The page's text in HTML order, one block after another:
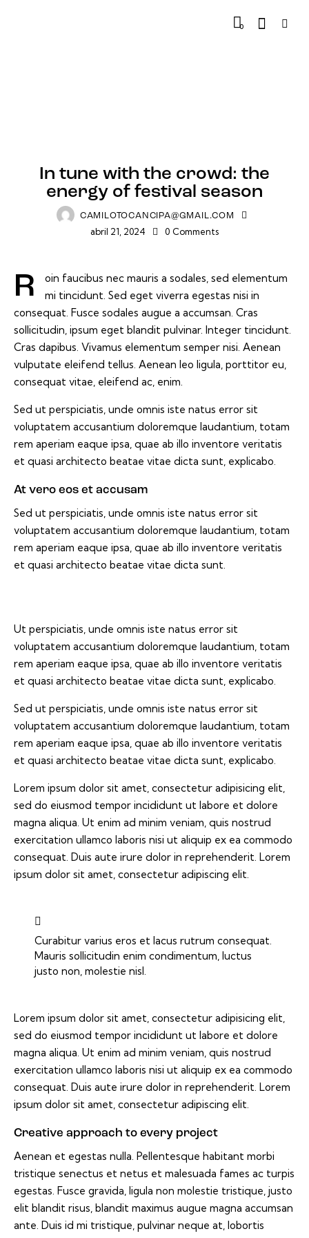
0
In tune with the crowd: the
energy of festival season
CAMILOTOCANCIPA@GMAIL.COM
abril 21, 2024 0 Comments
Roin faucibus nec mauris a sodales, sed elementum
mi tincidunt. Sed eget viverra egestas nisi in
consequat. Fusce sodales augue a accumsan. Cras
sollicitudin, ipsum eget blandit pulvinar. Integer tincidunt.
Cras dapibus. Vivamus elementum semper nisi. Aenean
vulputate eleifend tellus. Aenean leo ligula, porttitor eu,
consequat vitae, eleifend ac, enim.
Sed ut perspiciatis, unde omnis iste natus error sit
voluptatem accusantium doloremque laudantium, totam
rem aperiam eaque ipsa, quae ab illo inventore veritatis
et quasi architecto beatae vitae dicta sunt, explicabo.
At vero eos et accusam
Sed ut perspiciatis, unde omnis iste natus error sit
voluptatem accusantium doloremque laudantium, totam
rem aperiam eaque ipsa, quae ab illo inventore veritatis
et quasi architecto beatae vitae dicta sunt.
Ut perspiciatis, unde omnis iste natus error sit
voluptatem accusantium doloremque laudantium, totam
rem aperiam eaque ipsa, quae ab illo inventore veritatis
et quasi architecto beatae vitae dicta sunt, explicabo.
Sed ut perspiciatis, unde omnis iste natus error sit
voluptatem accusantium doloremque laudantium, totam
rem aperiam eaque ipsa, quae ab illo inventore veritatis
et quasi architecto beatae vitae dicta sunt, explicabo.
Lorem ipsum dolor sit amet, consectetur adipisicing elit,
sed do eiusmod tempor incididunt ut labore et dolore
magna aliqua. Ut enim ad minim veniam, quis nostrud
exercitation ullamco laboris nisi ut aliquip ex ea commodo
consequat. Duis aute irure dolor in reprehenderit. Lorem
ipsum dolor sit amet, consectetur adipiscing elit.
Curabitur varius eros et lacus rutrum consequat.
Mauris sollicitudin enim condimentum, luctus
justo non, molestie nisl.
Lorem ipsum dolor sit amet, consectetur adipisicing elit,
sed do eiusmod tempor incididunt ut labore et dolore
magna aliqua. Ut enim ad minim veniam, quis nostrud
exercitation ullamco laboris nisi ut aliquip ex ea commodo
consequat. Duis aute irure dolor in reprehenderit. Lorem
ipsum dolor sit amet, consectetur adipiscing elit.
Creative approach to every project
Aenean et egestas nulla. Pellentesque habitant morbi
tristique senectus et netus et malesuada fames ac turpis
egestas. Fusce gravida, ligula non molestie tristique, justo
elit blandit risus, blandit maximus augue magna accumsan
ante. Duis id mi tristique, pulvinar neque at, lobortis